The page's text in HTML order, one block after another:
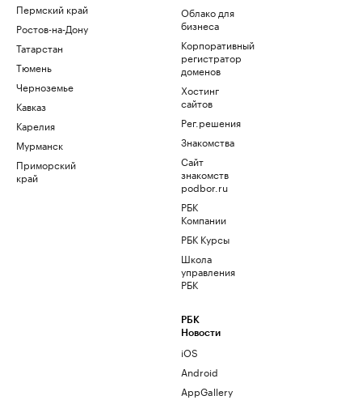
Пермский край
Ростов-на-Дону
Татарстан
Тюмень
Черноземье
Кавказ
Карелия
Мурманск
Приморский
край
Облако для
бизнеса
Корпоративный
регистратор
доменов
Хостинг
сайтов
Рег.решения
Знакомства
Сайт
знакомств
podbor.ru
РБК
Компании
РБК Курсы
Школа
управления
РБК
РБК
Новости
iOS
Android
AppGallery